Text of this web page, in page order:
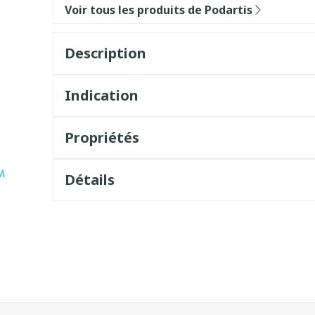
Voir tous les produits de Podartis
Description
Indication
Propriétés
Détails